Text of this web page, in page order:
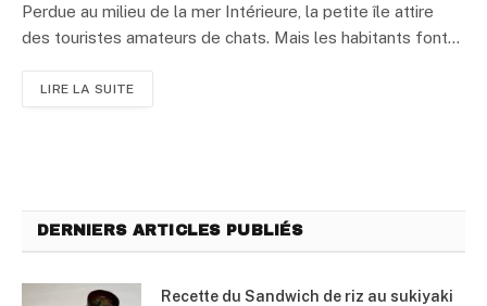
Perdue au milieu de la mer Intérieure, la petite île attire
des touristes amateurs de chats. Mais les habitants font…
LIRE LA SUITE
DERNIERS ARTICLES PUBLIÉS
Recette du Sandwich de riz au sukiyaki